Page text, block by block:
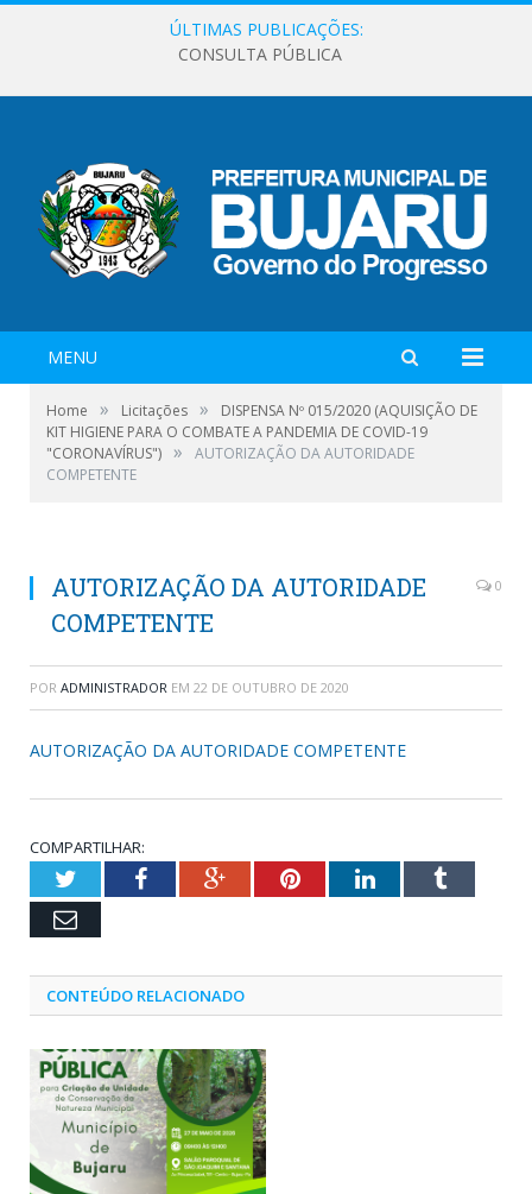
ÚLTIMAS PUBLICAÇÕES:
CONSULTA PÚBLICA
MENU
Home » Licitações »
DISPENSA Nº 015/2020 (AQUISIÇÃO DE
KIT HIGIENE PARA O COMBATE A PANDEMIA DE COVID-19
"CORONAVÍRUS") »
AUTORIZAÇÃO DA AUTORIDADE
COMPETENTE
AUTORIZAÇÃO DA AUTORIDADE
COMPETENTE
0
POR ADMINISTRADOR EM 22 DE OUTUBRO DE 2020
AUTORIZAÇÃO DA AUTORIDADE COMPETENTE
COMPARTILHAR:
TwitterFacebookGoogle+PinterestLinkedInTumblr
Email
CONTEÚDO RELACIONADO